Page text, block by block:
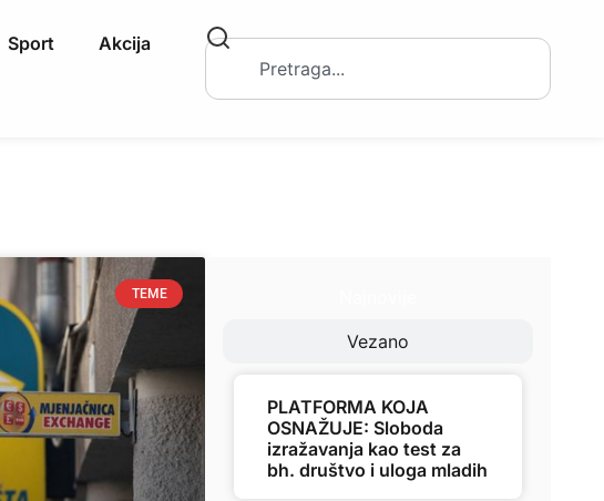
Sport Akcija
TEME
Vezano
PLATFORMA KOJA
OSNAŽUJE: Sloboda
izražavanja kao test za
bh. društvo i uloga mladih